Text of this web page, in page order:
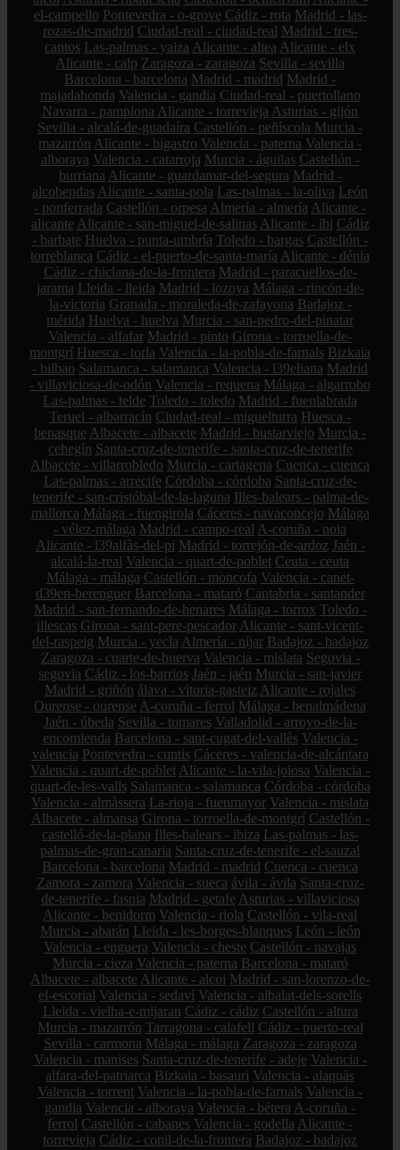
el-campello Pontevedra - o-grove Cádiz - rota Madrid - las-
rozas-de-madrid Ciudad-real - ciudad-real Madrid - tres-
cantos Las-palmas - yaiza Alicante - altea Alicante - elx
Alicante - calp Zaragoza - zaragoza Sevilla - sevilla
Barcelona - barcelona Madrid - madrid Madrid -
majadahonda Valencia - gandia Ciudad-real - puertollano
Navarra - pamplona Alicante - torrevieja Asturias - gijón
Sevilla - alcalá-de-guadaíra Castellón - peñíscola Murcia -
mazarrón Alicante - bigastro Valencia - paterna Valencia -
alboraya Valencia - catarroja Murcia - águilas Castellón -
burriana Alicante - guardamar-del-segura Madrid -
alcobendas Alicante - santa-pola Las-palmas - la-oliva León
- ponferrada Castellón - orpesa Almería - almería Alicante -
alicante Alicante - san-miguel-de-salinas Alicante - ibi Cádiz
- barbate Huelva - punta-umbría Toledo - bargas Castellón -
torreblanca Cádiz - el-puerto-de-santa-maría Alicante - dénia
Cádiz - chiclana-de-la-frontera Madrid - paracuellos-de-
jarama Lleida - lleida Madrid - lozoya Málaga - rincón-de-
la-victoria Granada - moraleda-de-zafayona Badajoz -
mérida Huelva - huelva Murcia - san-pedro-del-pinatar
Valencia - alfafar Madrid - pinto Girona - torroella-de-
montgrí Huesca - torla Valencia - la-pobla-de-farnals Bizkaia
- bilbao Salamanca - salamanca Valencia - l39eliana Madrid
- villaviciosa-de-odón Valencia - requena Málaga - algarrobo
Las-palmas - telde Toledo - toledo Madrid - fuenlabrada
Teruel - albarracín Ciudad-real - miguelturra Huesca -
benasque Albacete - albacete Madrid - bustarviejo Murcia -
cehegín Santa-cruz-de-tenerife - santa-cruz-de-tenerife
Albacete - villarrobledo Murcia - cartagena Cuenca - cuenca
Las-palmas - arrecife Córdoba - córdoba Santa-cruz-de-
tenerife - san-cristóbal-de-la-laguna Illes-balears - palma-de-
mallorca Málaga - fuengirola Cáceres - navaconcejo Málaga
- vélez-málaga Madrid - campo-real A-coruña - noia
Alicante - l39alfàs-del-pi Madrid - torrejón-de-ardoz Jaén -
alcalá-la-real Valencia - quart-de-poblet Ceuta - ceuta
Málaga - málaga Castellón - moncofa Valencia - canet-
d39en-berenguer Barcelona - mataró Cantabria - santander
Madrid - san-fernando-de-henares Málaga - torrox Toledo -
illescas Girona - sant-pere-pescador Alicante - sant-vicent-
del-raspeig Murcia - yecla Almería - níjar Badajoz - badajoz
Zaragoza - cuarte-de-huerva Valencia - mislata Segovia -
segovia Cádiz - los-barrios Jaén - jaén Murcia - san-javier
Madrid - griñón álava - vitoria-gasteiz Alicante - rojales
Ourense - ourense A-coruña - ferrol Málaga - benalmádena
Jaén - úbeda Sevilla - tomares Valladolid - arroyo-de-la-
encomienda Barcelona - sant-cugat-del-vallès Valencia -
valencia Pontevedra - cuntis Cáceres - valencia-de-alcántara
Valencia - quart-de-poblet Alicante - la-vila-joiosa Valencia -
quart-de-les-valls Salamanca - salamanca Córdoba - córdoba
Valencia - almàssera La-rioja - fuenmayor Valencia - mislata
Albacete - almansa Girona - torroella-de-montgrí Castellón -
castelló-de-la-plana Illes-balears - ibiza Las-palmas - las-
palmas-de-gran-canaria Santa-cruz-de-tenerife - el-sauzal
Barcelona - barcelona Madrid - madrid Cuenca - cuenca
Zamora - zamora Valencia - sueca ávila - ávila Santa-cruz-
de-tenerife - fasnia Madrid - getafe Asturias - villaviciosa
Alicante - benidorm Valencia - riola Castellón - vila-real
Murcia - abarán Lleida - les-borges-blanques León - león
Valencia - enguera Valencia - cheste Castellón - navajas
Murcia - cieza Valencia - paterna Barcelona - mataró
Albacete - albacete Alicante - alcoi Madrid - san-lorenzo-de-
el-escorial Valencia - sedaví Valencia - albalat-dels-sorells
Lleida - vielha-e-mijaran Cádiz - cádiz Castellón - altura
Murcia - mazarrón Tarragona - calafell Cádiz - puerto-real
Sevilla - carmona Málaga - málaga Zaragoza - zaragoza
Valencia - manises Santa-cruz-de-tenerife - adeje Valencia -
alfara-del-patriarca Bizkaia - basauri Valencia - alaquàs
Valencia - torrent Valencia - la-pobla-de-farnals Valencia -
gandia Valencia - alboraya Valencia - bétera A-coruña -
ferrol Castellón - cabanes Valencia - godella Alicante -
torrevieja Cádiz - conil-de-la-frontera Badajoz - badajoz